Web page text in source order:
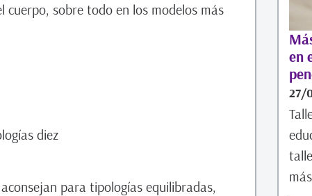
sobre todo en los modelos más
diez
para tipologías equilibradas,
en
27/